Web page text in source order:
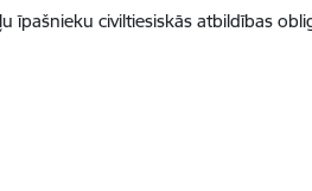
īpašnieku civiltiesiskās atbildības